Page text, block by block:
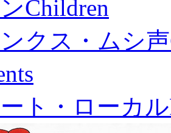
Children
クス・ムシ声
ト・ローカル